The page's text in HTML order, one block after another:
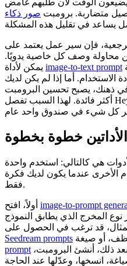
متضاربة. برومبت صور ذكاء
فإن سير عمل يعتمد على
محاولة وصف كل خاصية يدويًا.
image-to-text prompt
الاستخدام. أما إذا لم يكن لديك
ذهنك، يصبح تحسين البرومبت
أكثر فائدة. لهذا السبب تفصل HeyDream بين هذين الاحتياجين في
خطوة بخطوة
هي كالتالي: استخدم واحدة
الأخرى عندما يكون لديك فكرة
فقط.
image-to-prompt
المخرج الذي يطابق النموذج
قد ترغب في الحصول على
Seedream prompts
prompt